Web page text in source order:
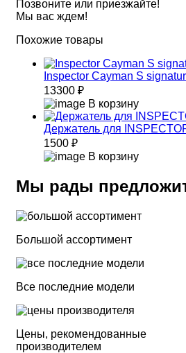
Позвоните или приезжайте!
Мы вас ждем!
Похожие товары
Inspector Cayman S
13300 ₽
В корзину
Держатель для
1500 ₽
В корзину
Мы рады
Большой ассортимент
Все последние модели
Цены, рекомендованные
производителем